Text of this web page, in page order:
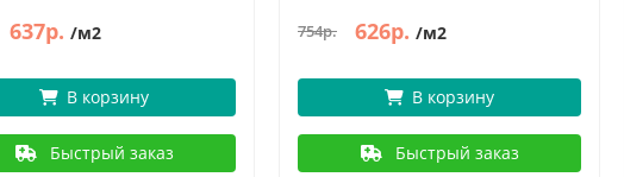
637р. /м2
В корзину
Быстрый заказ
754р. 626р. /м2
В корзину
Быстрый заказ